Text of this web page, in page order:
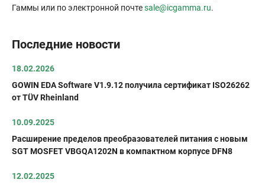
Гаммы или по электронной почтеsale@icgamma.ru.
Последние новости
18.02.2026
GOWIN EDA Software V1.9.12 получила сертификат ISO26262
от TÜV Rheinland
10.09.2025
Расширение пределов преобразователей питания с новым
SGT MOSFET VBGQA1202N в компактном корпусе DFN8
12.02.2025